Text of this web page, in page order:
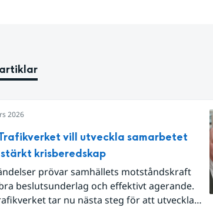
2026
vill utveckla samarbetet
krisberedskap
prövar samhällets motståndskraft
beslutsunderlag och effektivt agerande.
tar nu nästa steg för att utveckla